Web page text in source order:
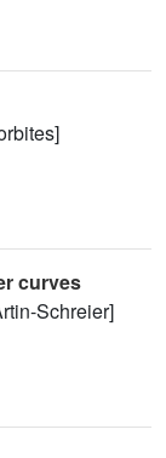
curves
Schreier]